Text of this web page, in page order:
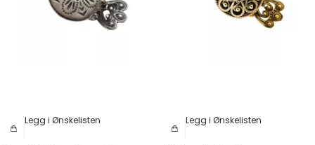
Legg i Ønskelisten Legg i Ønskelisten